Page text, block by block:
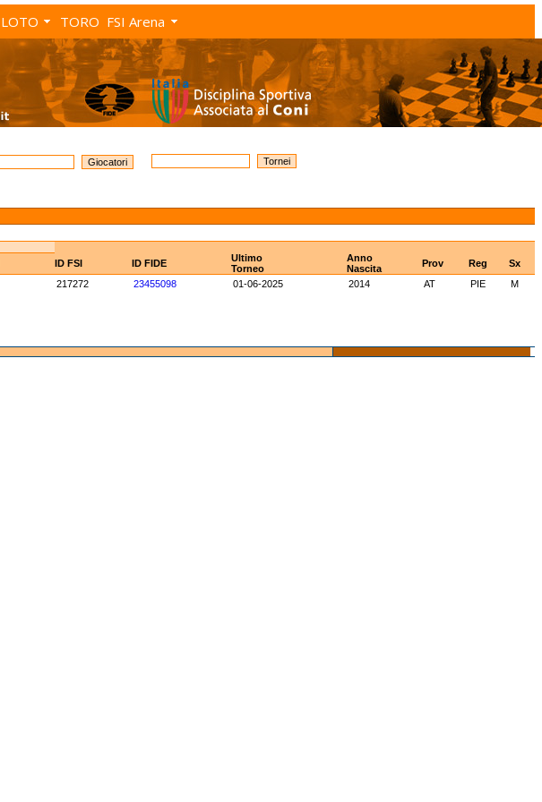
LOTO TORO FSI Arena
ID FSI ID FIDE
Ultimo
Torneo
Anno
Nascita
Prov Reg
Sx
217272 23455098 01-06-2025 2014 AT PIE
M